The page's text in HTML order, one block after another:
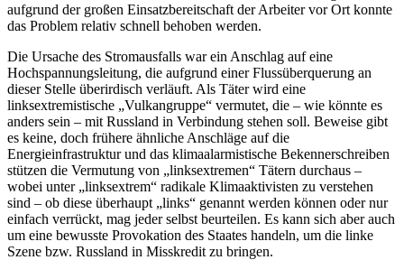
aufgrund der großen Einsatzbereitschaft der Arbeiter vor Ort konnte
das Problem relativ schnell behoben werden.
Die Ursache des Stromausfalls war ein Anschlag auf eine
Hochspannungsleitung, die aufgrund einer Flussüberquerung an
dieser Stelle überirdisch verläuft. Als Täter wird eine
linksextremistische „Vulkangruppe“ vermutet, die – wie könnte es
anders sein – mit Russland in Verbindung stehen soll. Beweise gibt
es keine, doch frühere ähnliche Anschläge auf die
Energieinfrastruktur und das klimaalarmistische Bekennerschreiben
stützen die Vermutung von „linksextremen“ Tätern durchaus –
wobei unter „linksextrem“ radikale Klimaaktivisten zu verstehen
sind – ob diese überhaupt „links“ genannt werden können oder nur
einfach verrückt, mag jeder selbst beurteilen. Es kann sich aber auch
um eine bewusste Provokation des Staates handeln, um die linke
Szene bzw. Russland in Misskredit zu bringen.